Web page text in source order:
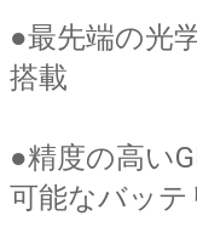
●最先端の光
搭載
●精度の高い
可能なバッテ